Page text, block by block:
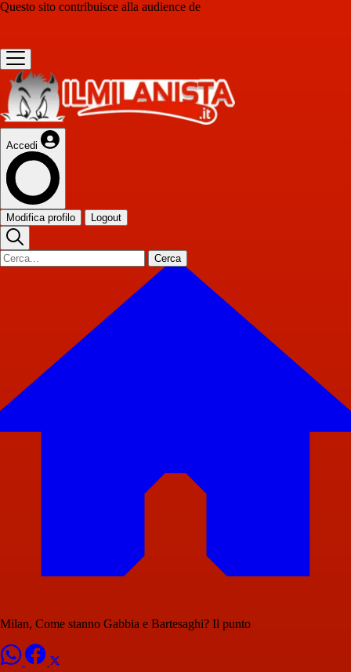
Questo sito contribuisce alla audience de
Accedi
Modifica profilo Logout
Cerca
Milan, Come stanno Gabbia e Bartesaghi? Il punto